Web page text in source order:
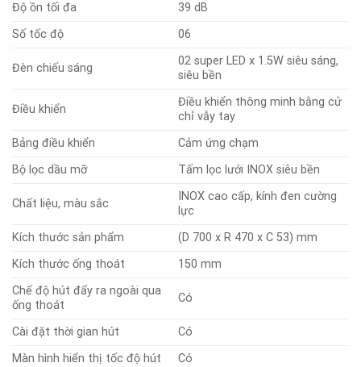
Độ ồn tối đa
39 dB
Số tốc độ
06
Đèn chiếu sáng
02 super LED x 1.5W siêu sáng,
siêu bền
Điều khiển
Điều khiển thông minh bằng cử
chỉ vẫy tay
Bảng điều khiển
Cảm ứng chạm
Bộ lọc dầu mỡ
Tấm lọc lưới INOX siêu bền
Chất liệu, màu sắc
INOX cao cấp, kính đen cường
lực
Kích thước sản phẩm
(D 700 x R 470 x C 53) mm
Kích thước ống thoát
150 mm
Chế độ hút đẩy ra ngoài qua
ống thoát
Có
Cài đặt thời gian hút
Có
Màn hình hiển thị tốc độ hút
Có